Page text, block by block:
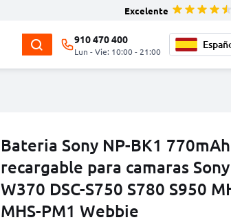
Excelente
910 470 400
Lun - Vie: 10:00 - 21:00
Bateria Sony NP-BK1
recargable para camaras
W370 DSC-S750 S780 S950
MHS-PM1 Webbie